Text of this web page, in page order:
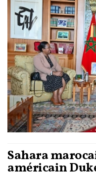
Sahara
américain